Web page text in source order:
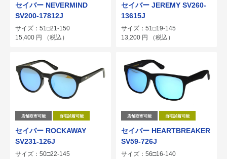
セイバー NEVERMIND
SV200-17812J
サイズ：51□21-150
15,400 円 （税込）
セイバー JEREMY SV260-
13615J
サイズ：51□19-145
13,200 円 （税込）
店舗取寄可能 自宅試着可能
セイバー ROCKAWAY
SV231-126J
サイズ：50□22-145
店舗取寄可能 自宅試着可能
セイバー HEARTBREAKER
SV59-726J
サイズ：56□16-140